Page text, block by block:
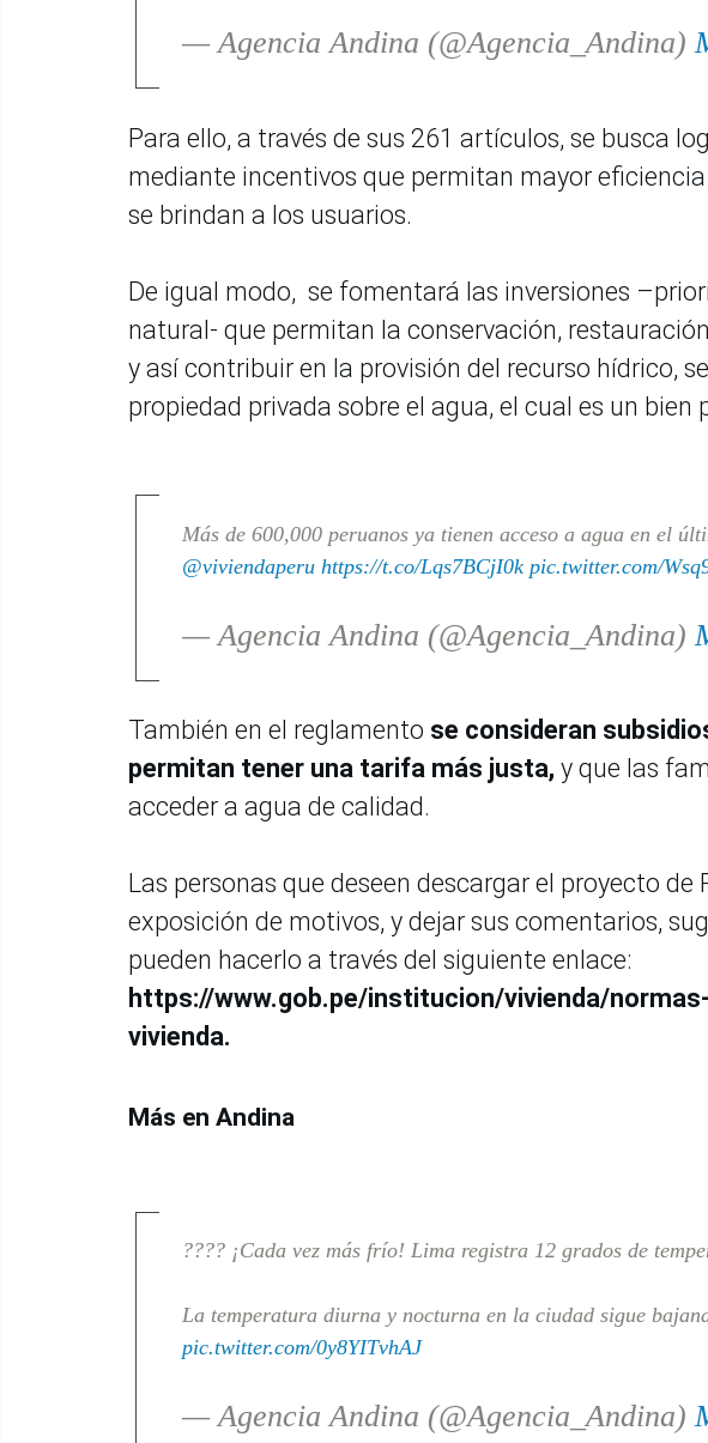
— Agencia Andina (@Agencia_Andina)
Para ello, a través de sus 261 artículos, se busca
mediante incentivos que permitan mayor
se brindan a los usuarios.
De igual modo, se fomentará las inversiones
natural- que permitan la conservación,
y así contribuir en la provisión del recurso hídrico,
propiedad privada sobre el agua, el cual es un bien
Más de 600,000 peruanos ya tienen acceso a agua en el
@viviendaperu https://t.co/Lqs7BCjI0k pic.twitter.com/
— Agencia Andina (@Agencia_Andina)
También en el reglamento se consideran
permitan tener una tarifa más justa, y que las
acceder a agua de calidad.
Las personas que deseen descargar el proyecto de
exposición de motivos, y dejar sus comentarios,
pueden hacerlo a través del siguiente enlace:
https://www.gob.pe/institucion/vivienda/
vivienda.
Más en Andina
???? ¡Cada vez más frío! Lima registra 12 grados de
La temperatura diurna y nocturna en la ciudad sigue
pic.twitter.com/0y8YITvhAJ
— Agencia Andina (@Agencia_Andina)